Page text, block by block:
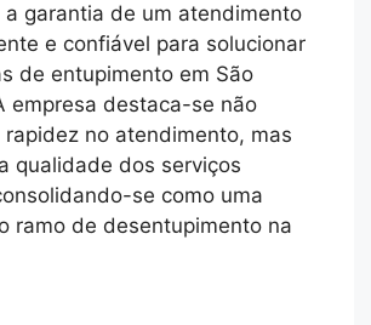
a garantia de um atendimento
e confiável para solucionar
de entupimento em São
empresa destaca-se não
rapidez no atendimento, mas
qualidade dos serviços
se como uma
ramo de desentupimento na